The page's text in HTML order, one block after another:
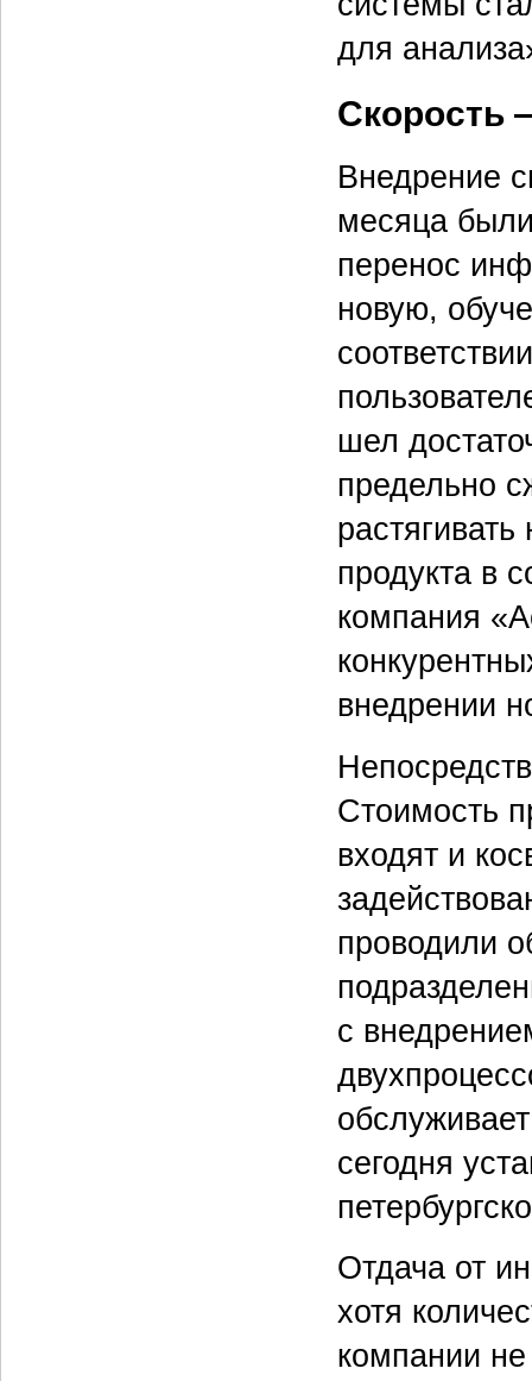
для
Скорость
Внедрение
месяца
перенос
новую,
шел
предельно
продукта в
компания
внедрении
Стоимость
входят и
проводили
с
сегодня
Отдача от
хотя
компании